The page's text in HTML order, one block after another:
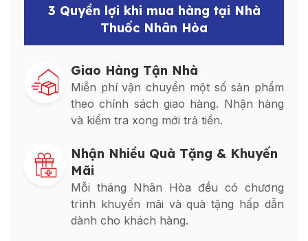
3 Quyền lợi khi mua hàng tại Nhà
Thuốc Nhân Hòa
Giao Hàng Tận Nhà
Miễn phí vận chuyển một số sản phẩm
theo chính sách giao hàng. Nhận hàng
và kiểm tra xong mới trả tiền.
Nhận Nhiều Quà Tặng & Khuyến
Mãi
Mỗi tháng Nhân Hòa đều có chương
trình khuyến mãi và quà tặng hấp dẫn
dành cho khách hàng.